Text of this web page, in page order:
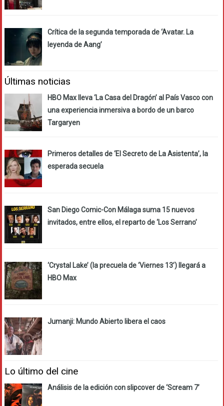
Crítica de la segunda temporada de ‘Avatar. La
leyenda de Aang’
Últimas noticias
HBO Max lleva ‘La Casa del Dragón’ al País Vasco con
una experiencia inmersiva a bordo de un barco
Targaryen
Primeros detalles de ‘El Secreto de La Asistenta’, la
esperada secuela
San Diego Comic-Con Málaga suma 15 nuevos
invitados, entre ellos, el reparto de ‘Los Serrano’
‘Crystal Lake’ (la precuela de ‘Viernes 13’) llegará a
HBO Max
Jumanji: Mundo Abierto libera el caos
Lo último del cine
Análisis de la edición con slipcover de ‘Scream 7’